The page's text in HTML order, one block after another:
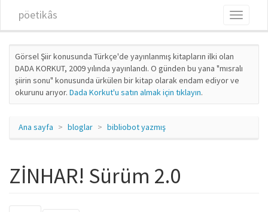
pöetikâs
Toggle
Görsel Şiir konusunda Türkçe'de yayınlanmış kitapların ilki olan
DADA KORKUT, 2009 yılında yayınlandı. O günden bu yana "mısralı
şiirin sonu" konusunda ürkülen bir kitap olarak endam ediyor ve
okurunu arıyor. Dada Korkut'u satın almak için tıklayın.
Ana sayfa bloglar bibliobot yazmış
ZİNHAR! Sürüm 2.0